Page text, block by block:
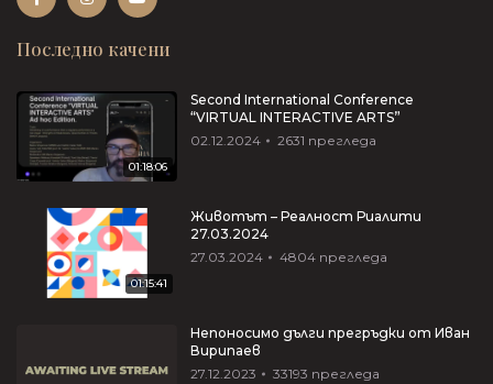
Последно качени
01:18:06
Second International Conference
“VIRTUAL INTERACTIVE ARTS”
02.12.2024
2631 прегледа
01:15:41
Животът – Реалност Риалити
27.03.2024
27.03.2024
4804 прегледа
Непоносимо дълги прегръдки от Иван
Вирипаев
27.12.2023
33193 прегледа